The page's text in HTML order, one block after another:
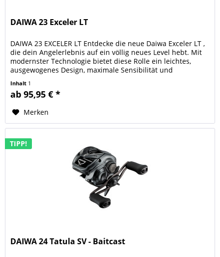
DAIWA 23 Exceler LT
DAIWA 23 EXCELER LT Entdecke die neue Daiwa Exceler LT ,
die dein Angelerlebnis auf ein völlig neues Level hebt. Mit
modernster Technologie bietet diese Rolle ein leichtes,
ausgewogenes Design, maximale Sensibilität und
Inhalt 1
ab 95,95 € *
Merken
TIPP!
DAIWA 24 Tatula SV - Baitcast